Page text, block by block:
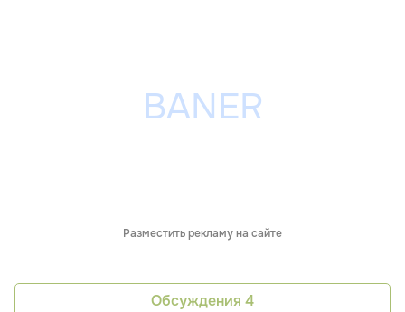
Разместить рекламу на сайте
Обсуждения 4